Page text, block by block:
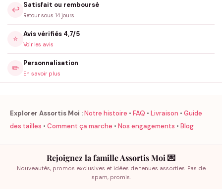
↩️
Satisfait ou remboursé
Retour sous 14 jours
⭐
Avis vérifiés 4,7/5
Voir les avis
✏️
Personnalisation
En savoir plus
Explorer Assortis Moi :Notre histoire • FAQ • Livraison • Guide
des tailles • Comment ça marche • Nos engagements • Blog
Rejoignez la famille Assortis Moi 💌
Nouveautés, promos exclusives et idées de tenues assorties. Pas de
spam, promis.